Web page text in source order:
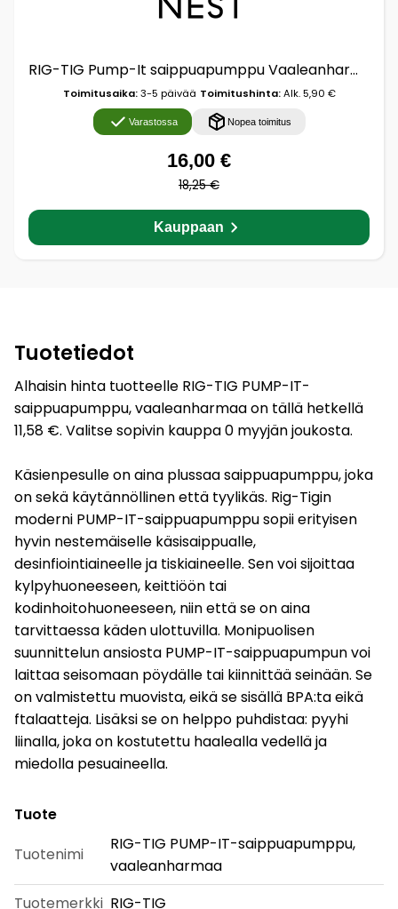
RIG-TIG Pump-It saippuapumppu Vaaleanharmaa
Toimitusaika:3-5 päivää Toimitushinta:Alk. 5,90 €
Varastossa Nopea toimitus
16,00 €
18,25 €
Kauppaan
Tuotetiedot
Alhaisin hinta tuotteelle RIG-TIG PUMP-IT-
saippuapumppu, vaaleanharmaa on tällä hetkellä
11,58 €. Valitse sopivin kauppa 0 myyjän joukosta.
Käsienpesulle on aina plussaa saippuapumppu, joka
on sekä käytännöllinen että tyylikäs. Rig-Tigin
moderni PUMP-IT-saippuapumppu sopii erityisen
hyvin nestemäiselle käsisaippualle,
desinfiointiaineelle ja tiskiaineelle. Sen voi sijoittaa
kylpyhuoneeseen, keittiöön tai
kodinhoitohuoneeseen, niin että se on aina
tarvittaessa käden ulottuvilla. Monipuolisen
suunnittelun ansiosta PUMP-IT-saippuapumpun voi
laittaa seisomaan pöydälle tai kiinnittää seinään. Se
on valmistettu muovista, eikä se sisällä BPA:ta eikä
ftalaatteja. Lisäksi se on helppo puhdistaa: pyyhi
liinalla, joka on kostutettu haalealla vedellä ja
miedolla pesuaineella.
Tuote
Tuotenimi
RIG-TIG PUMP-IT-saippuapumppu,
vaaleanharmaa
Tuotemerkki RIG-TIG